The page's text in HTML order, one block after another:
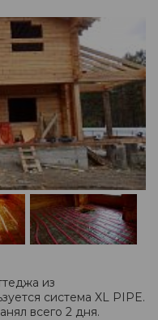
из
система XL PIPE.
всего 2 дня.